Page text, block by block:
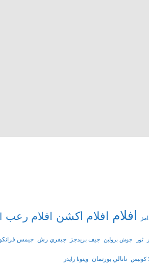
افلام افلام اكشن افلام رعب
ثور جوش برولين جيف بريدجز جيفري رش جيمس
كونيس ناتالي بورتمان وينونا رايدر